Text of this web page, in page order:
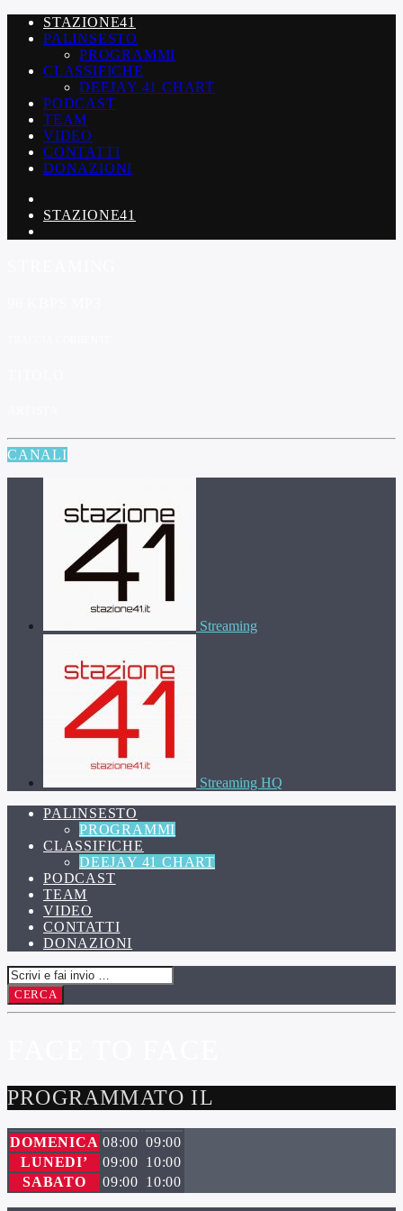
STAZIONE41
PALINSESTO
PROGRAMMI
CLASSIFICHE
DEEJAY 41 CHART
PODCAST
TEAM
VIDEO
CONTATTI
DONAZIONI
STAZIONE41
CANALI
Streaming
Streaming HQ
PALINSESTO
PROGRAMMI
CLASSIFICHE
DEEJAY 41 CHART
PODCAST
TEAM
VIDEO
CONTATTI
DONAZIONI
PROGRAMMATO IL
DOMENICA 08:00 09:00
LUNEDI’
09:00 10:00
SABATO
09:00 10:00